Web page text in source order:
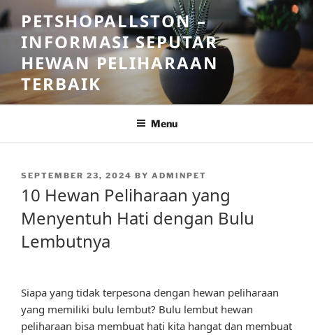
Skip
to
content
PETSHOPALLSTON –
INFORMASI SEPUTAR
HEWAN PELIHARAAN
TERBAIK
Menu
POSTED
SEPTEMBER 23, 2024 BY ADMINPET
10 Hewan Peliharaan yang
Menyentuh Hati dengan Bulu
Lembutnya
Siapa yang tidak terpesona dengan hewan peliharaan
yang memiliki bulu lembut? Bulu lembut hewan
peliharaan bisa membuat hati kita hangat dan membuat